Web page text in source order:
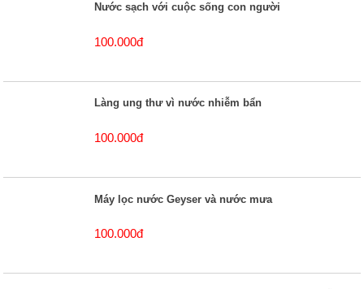
Nước sạch với cuộc sống con người
100.000đ
Làng ung thư vì nước nhiễm bẩn
100.000đ
Máy lọc nước Geyser và nước mưa
100.000đ